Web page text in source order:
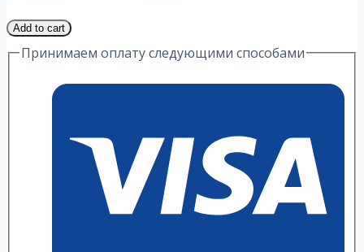
1
Часть
Add to cart
Принимаем оплату следующими способами